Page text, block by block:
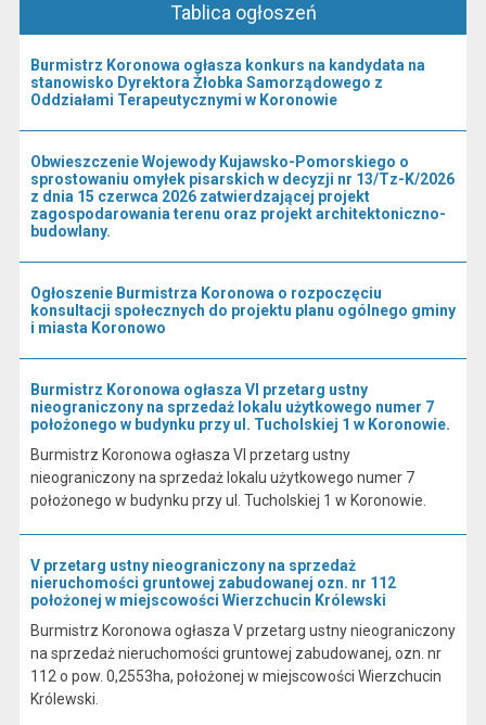
Tablica ogłoszeń
Burmistrz Koronowa ogłasza konkurs na kandydata na
stanowisko Dyrektora Żłobka Samorządowego z
Oddziałami Terapeutycznymi w Koronowie
Obwieszczenie Wojewody Kujawsko-Pomorskiego o
sprostowaniu omyłek pisarskich w decyzji nr 13/Tz-K/2026
z dnia 15 czerwca 2026 zatwierdzającej projekt
zagospodarowania terenu oraz projekt architektoniczno-
budowlany.
Ogłoszenie Burmistrza Koronowa o rozpoczęciu
konsultacji społecznych do projektu planu ogólnego gminy
i miasta Koronowo
Burmistrz Koronowa ogłasza VI przetarg ustny
nieograniczony na sprzedaż lokalu użytkowego numer 7
położonego w budynku przy ul. Tucholskiej 1 w Koronowie.
Burmistrz Koronowa ogłasza VI przetarg ustny
nieograniczony na sprzedaż lokalu użytkowego numer 7
położonego w budynku przy ul. Tucholskiej 1 w Koronowie.
V przetarg ustny nieograniczony na sprzedaż
nieruchomości gruntowej zabudowanej ozn. nr 112
położonej w miejscowości Wierzchucin Królewski
Burmistrz Koronowa ogłasza V przetarg ustny nieograniczony
na sprzedaż nieruchomości gruntowej zabudowanej, ozn. nr
112 o pow. 0,2553ha, położonej w miejscowości Wierzchucin
Królewski.